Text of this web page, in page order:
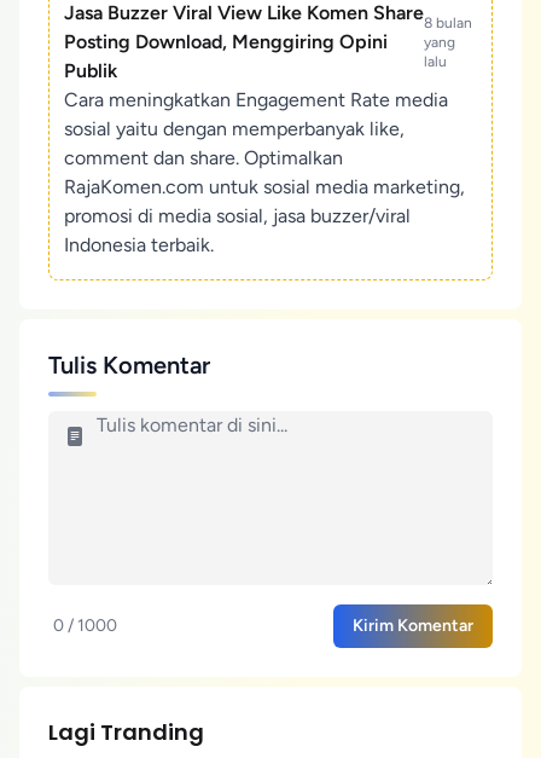
Jasa Buzzer Viral View Like Komen Share
Posting Download, Menggiring Opini
Publik
8 bulan
yang
lalu
Cara meningkatkan Engagement Rate media
sosial yaitu dengan memperbanyak like,
comment dan share. Optimalkan
RajaKomen.com untuk sosial media marketing,
promosi di media sosial, jasa buzzer/viral
Indonesia terbaik.
Tulis Komentar
0 / 1000 Kirim Komentar
Lagi Tranding